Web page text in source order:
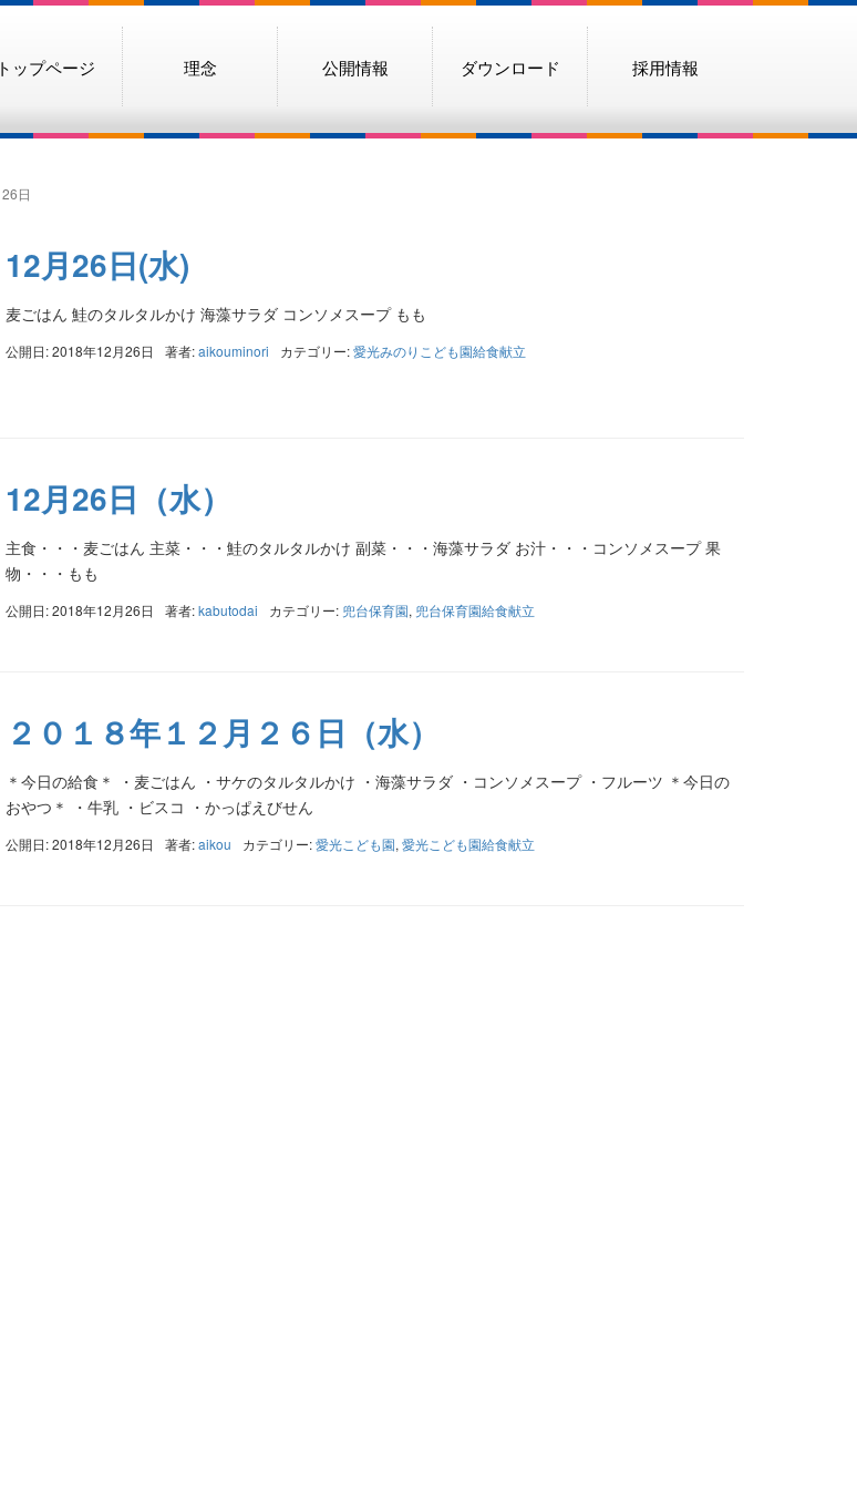
トップページ 理念 公開情報 ダウンロード 採用情報
26日
12月26日(水)
麦ごはん 鮭のタルタルかけ 海藻サラダ コンソメスープ もも
公開日: 2018年12月26日 著者:aikouminori カテゴリー:愛光みのりこども園給食献立
12月26日（水）
主食・・・麦ごはん 主菜・・・鮭のタルタルかけ 副菜・・・海藻サラダ お汁・・・コンソメスープ 果
物・・・もも
公開日: 2018年12月26日 著者:kabutodai カテゴリー: 兜台保育園, 兜台保育園給食献立
２０１８年１２月２６日（水）
＊今日の給食＊ ・麦ごはん ・サケのタルタルかけ ・海藻サラダ ・コンソメスープ ・フルーツ ＊今日の
おやつ＊ ・牛乳 ・ビスコ ・かっぱえびせん
公開日: 2018年12月26日 著者:aikou カテゴリー:愛光こども園, 愛光こども園給食献立